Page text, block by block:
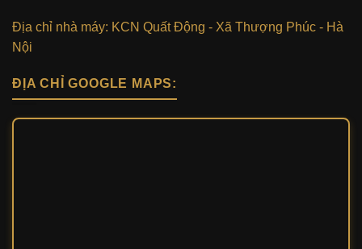
Địa chỉ nhà máy: KCN Quất Động - Xã Thượng Phúc - Hà
Nội
ĐỊA CHỈ GOOGLE MAPS: